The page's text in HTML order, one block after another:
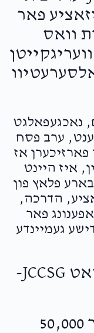
2 months ago
Nuchem
2 months ago
2 months ago
פאר
וואס
נאכגעפאלגט
ערב פסח
אז
איז היינט
פלאץ פון
הדרכה,
פאר
געמיינדע
אין די לעצטע 15 יאר האט JCCSG-
• געענטפערט איבער 50,000